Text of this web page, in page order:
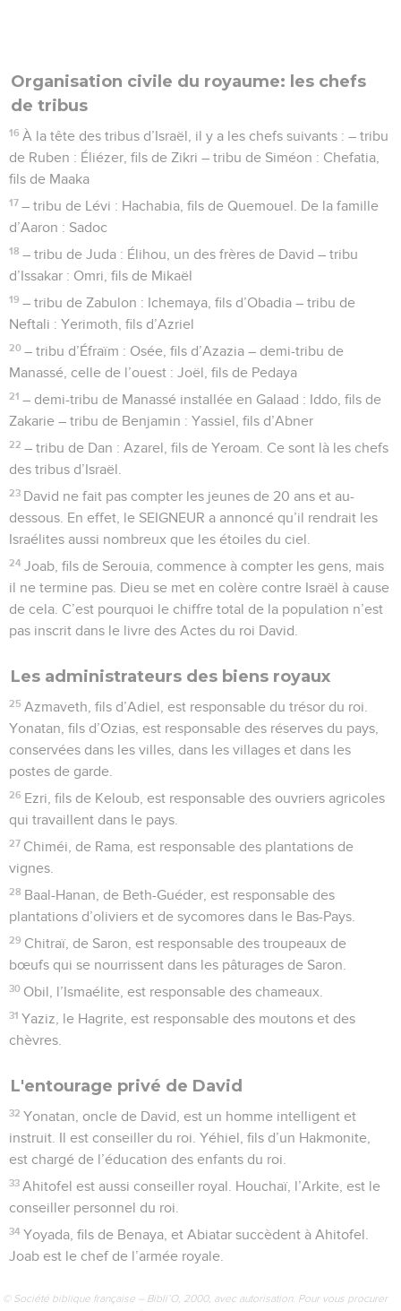
Organisation civile du royaume: les chefs
de tribus
16 À la tête des tribus d’Israël, il y a les chefs suivants : – tribu
de Ruben : Éliézer, fils de Zikri – tribu de Siméon : Chefatia,
fils de Maaka
17 – tribu de Lévi : Hachabia, fils de Quemouel. De la famille
d’Aaron : Sadoc
18 – tribu de Juda : Élihou, un des frères de David – tribu
d’Issakar : Omri, fils de Mikaël
19 – tribu de Zabulon : Ichemaya, fils d’Obadia – tribu de
Neftali : Yerimoth, fils d’Azriel
20 – tribu d’Éfraïm : Osée, fils d’Azazia – demi-tribu de
Manassé, celle de l’ouest : Joël, fils de Pedaya
21 – demi-tribu de Manassé installée en Galaad : Iddo, fils de
Zakarie – tribu de Benjamin : Yassiel, fils d’Abner
22 – tribu de Dan : Azarel, fils de Yeroam. Ce sont là les chefs
des tribus d’Israël.
23 David ne fait pas compter les jeunes de 20 ans et au-
dessous. En effet, le SEIGNEUR a annoncé qu’il rendrait les
Israélites aussi nombreux que les étoiles du ciel.
24 Joab, fils de Serouia, commence à compter les gens, mais
il ne termine pas. Dieu se met en colère contre Israël à cause
de cela. C’est pourquoi le chiffre total de la population n’est
pas inscrit dans le livre des Actes du roi David.
Les administrateurs des biens royaux
25 Azmaveth, fils d’Adiel, est responsable du trésor du roi.
Yonatan, fils d’Ozias, est responsable des réserves du pays,
conservées dans les villes, dans les villages et dans les
postes de garde.
26 Ezri, fils de Keloub, est responsable des ouvriers agricoles
qui travaillent dans le pays.
27 Chiméi, de Rama, est responsable des plantations de
vignes.
28 Baal-Hanan, de Beth-Guéder, est responsable des
plantations d’oliviers et de sycomores dans le Bas-Pays.
29 Chitraï, de Saron, est responsable des troupeaux de
bœufs qui se nourrissent dans les pâturages de Saron.
30 Obil, l’Ismaélite, est responsable des chameaux.
31 Yaziz, le Hagrite, est responsable des moutons et des
chèvres.
L'entourage privé de David
32 Yonatan, oncle de David, est un homme intelligent et
instruit. Il est conseiller du roi. Yéhiel, fils d’un Hakmonite,
est chargé de l’éducation des enfants du roi.
33 Ahitofel est aussi conseiller royal. Houchaï, l’Arkite, est le
conseiller personnel du roi.
34 Yoyada, fils de Benaya, et Abiatar succèdent à Ahitofel.
Joab est le chef de l’armée royale.
© Société biblique française – Bibli’O, 2000, avec autorisation. Pour vous procurer